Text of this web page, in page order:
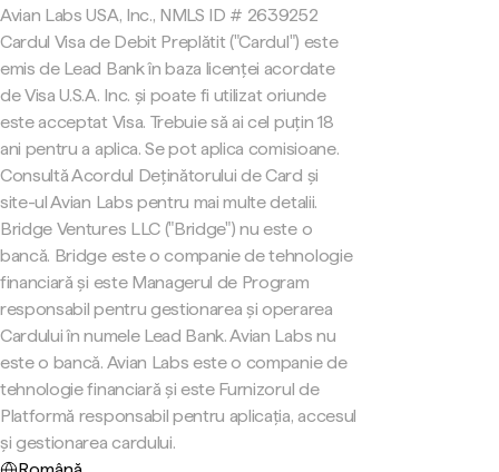
Avian Labs USA, Inc., NMLS ID # 2639252
Cardul Visa de Debit Preplătit ("Cardul") este
emis de Lead Bank în baza licenței acordate
de Visa U.S.A. Inc. și poate fi utilizat oriunde
este acceptat Visa. Trebuie să ai cel puțin 18
ani pentru a aplica. Se pot aplica comisioane.
Consultă Acordul Deținătorului de Card și
site-ul Avian Labs pentru mai multe detalii.
Bridge Ventures LLC ("Bridge") nu este o
bancă. Bridge este o companie de tehnologie
financiară și este Managerul de Program
responsabil pentru gestionarea și operarea
Cardului în numele Lead Bank. Avian Labs nu
este o bancă. Avian Labs este o companie de
tehnologie financiară și este Furnizorul de
Platformă responsabil pentru aplicația, accesul
și gestionarea cardului.